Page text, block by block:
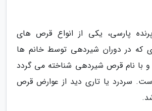
پارسی، یکی از انواع قرص های
که در دوران شیردهی توسط خانم ها
و با نام قرص شیردهی شناخته می گردد
سردرد یا تاری دید از عوارض قرص